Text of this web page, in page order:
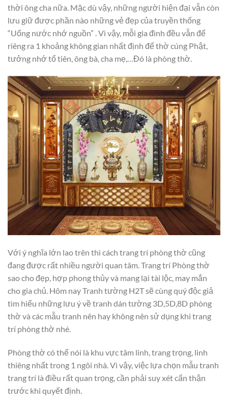
thời ông cha nữa. Mặc dù vậy, những người hiện đại vẫn còn
lưu giữ được phần nào những vẻ đẹp của truyền thống
“Uống nước nhớ nguồn” . Vì vậy, mỗi gia đình đều vẫn để
riêng ra 1 khoảng không gian nhất định để thờ cúng Phật,
tưởng nhớ tổ tiên, ông bà, cha mẹ,…Đó là phòng thờ.
Với ý nghĩa lớn lao trên thì cách trang trí phòng thờ cũng
đang được rất nhiều người quan tâm. Trang trí Phòng thờ
sao cho đẹp, hợp phong thủy và mang lại tài lộc, may mắn
cho gia chủ. Hôm nay Tranh tường H2T sẽ cùng quý độc giả
tìm hiểu những lưu ý về tranh dán tường 3D,5D,8D phòng
thờ và các mẫu tranh nên hay không nên sử dụng khi trang
trí phòng thờ nhé.
Phòng thờ có thể nói là khu vực tâm linh, trang trọng, linh
thiêng nhất trong 1 ngôi nhà. Vì vậy, việc lựa chọn mẫu tranh
trang trí là điều rất quan trọng, cần phải suy xét cẩn thận
trước khi quyết định.